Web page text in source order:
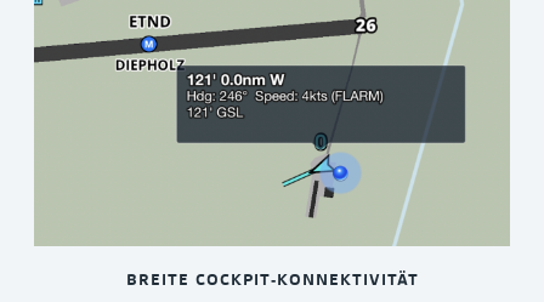
BREITE COCKPIT-KONNEKTIVITÄT